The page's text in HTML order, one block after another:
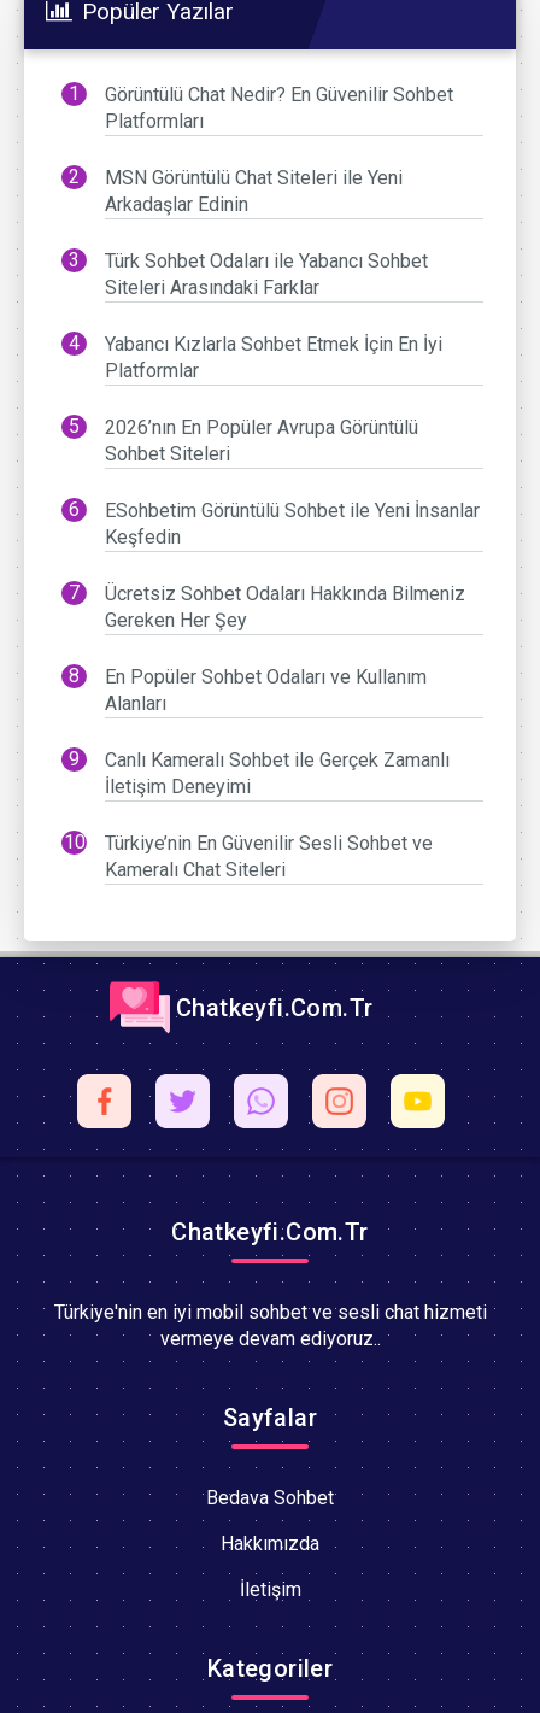
Popüler Yazılar
Görüntülü Chat Nedir? En Güvenilir Sohbet
Platformları
MSN Görüntülü Chat Siteleri ile Yeni
Arkadaşlar Edinin
Türk Sohbet Odaları ile Yabancı Sohbet
Siteleri Arasındaki Farklar
Yabancı Kızlarla Sohbet Etmek İçin En İyi
Platformlar
2026’nın En Popüler Avrupa Görüntülü
Sohbet Siteleri
ESohbetim Görüntülü Sohbet ile Yeni İnsanlar
Keşfedin
Ücretsiz Sohbet Odaları Hakkında Bilmeniz
Gereken Her Şey
En Popüler Sohbet Odaları ve Kullanım
Alanları
Canlı Kameralı Sohbet ile Gerçek Zamanlı
İletişim Deneyimi
Türkiye’nin En Güvenilir Sesli Sohbet ve
Kameralı Chat Siteleri
Chatkeyfi.Com.Tr
Chatkeyfi.Com.Tr
Türkiye'nin en iyi mobil sohbet ve sesli chat hizmeti
vermeye devam ediyoruz..
Sayfalar
Bedava Sohbet
Hakkımızda
İletişim
Kategoriler